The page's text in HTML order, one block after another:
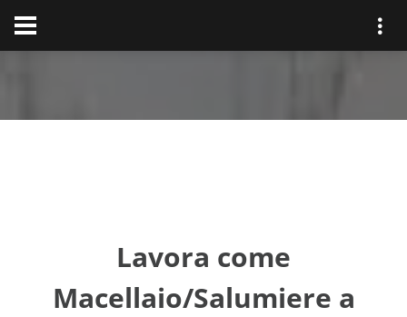
Lavora come
Macellaio/Salumiere a